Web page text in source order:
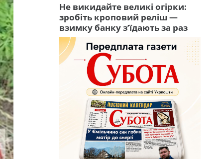
Не викидайте великі огірки:
зробіть кроповий реліш —
взимку банку з’їдають за раз